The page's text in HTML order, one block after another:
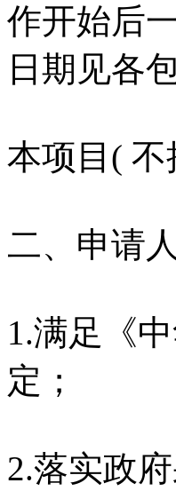
作开始后
日期见各
本项目(
二、申请
1.满足《
定；
2.落实政